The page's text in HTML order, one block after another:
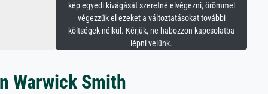
kép egyedi kivágását szeretné elvégezni, örömmel
végezzük el ezeket a változtatásokat további
költségek nélkül. Kérjük, ne habozzon kapcsolatba
lépni velünk.
Warwick Smith